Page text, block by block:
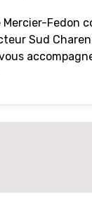
Fedon
Sud